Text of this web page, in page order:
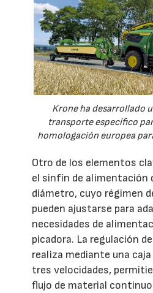
Krone ha desarrollado
transporte específico
homologación europea
Otro de los elementos
el sinfín de alimentación
diámetro, cuyo régimen
pueden ajustarse para
necesidades de
picadora. La regulación
realiza mediante una
tres velocidades,
flujo de material